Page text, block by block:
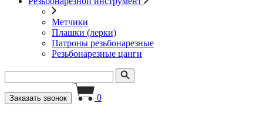
Метчики
Плашки (лерки)
Патроны резьбонарезные
Резьбонарезные цанги
Заказать звонок 0